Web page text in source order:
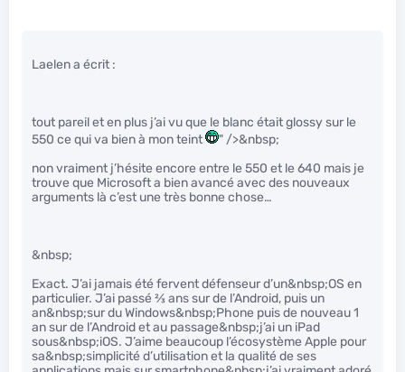
Laelen a écrit :
tout pareil et en plus j’ai vu que le blanc était glossy sur le
550 ce qui va bien à mon teint
" />&nbsp;
non vraiment j’hésite encore entre le 550 et le 640 mais je
trouve que Microsoft a bien avancé avec des nouveaux
arguments là c’est une très bonne chose…
&nbsp;
Exact. J’ai jamais été fervent défenseur d’un&nbsp;OS en
particulier. J’ai passé 2⁄3ans sur de l’Android, puis un
an&nbsp;sur du Windows&nbsp;Phone puis de nouveau 1
an sur de l’Android et au passage&nbsp;j’ai un iPad
sous&nbsp;iOS. J’aime beaucoup l’écosystème Apple pour
sa&nbsp;simplicité d’utilisation et la qualité de ses